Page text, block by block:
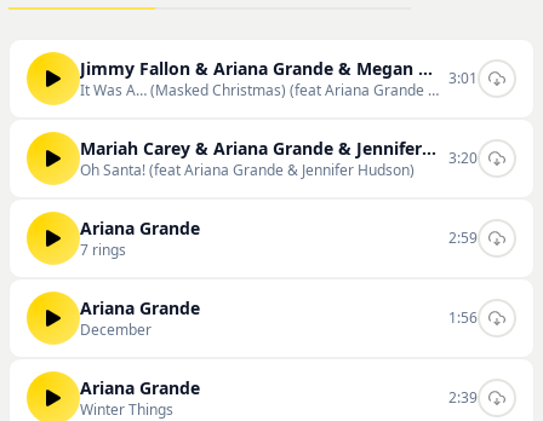
сложности собрали 1 805 прослушиваний. Среди
выделяют It Was A… (Masked Christmas), Oh Santa! и
December. Эта музыка ориентирована на широкую
аудиторию слушателей, предпочитающих
актуальные поп-хиты. Вы можете ознакомиться с
скачивать их в высоком качестве на нашем сайте.
Jimmy Fallon & Ariana Grande & Megan Thee Stallion
It Was A… (Masked Christmas) (feat Ariana Grande & Megan Thee Stallion)
3:01
Mariah Carey & Ariana Grande & Jennifer Hudson
Oh Santa! (feat Ariana Grande & Jennifer Hudson)
3:20
Ariana Grande
7 rings
2:59
Ariana Grande
December
1:56
Ariana Grande
Winter Things
2:39